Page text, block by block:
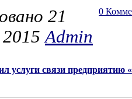
0
21
2015Admin
услуги связи предприятию